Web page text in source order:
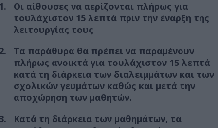
Οι αίθουσες να αερίζονται πλήρως για
τουλάχιστον 15 λεπτά πριν την έναρξη της
λειτουργίας τους
Τα παράθυρα θα πρέπει να παραμένουν
πλήρως ανοικτά για τουλάχιστον 15 λεπτά
κατά τη διάρκεια των διαλειμμάτων και των
σχολικών γευμάτων καθώς και μετά την
αποχώρηση των μαθητών.
Κατά τη διάρκεια των μαθημάτων, τα